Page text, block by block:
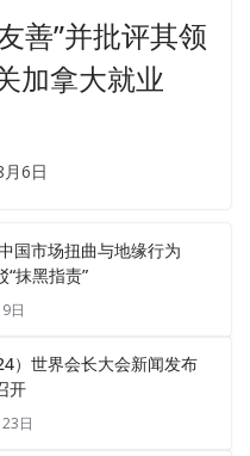
善”并批评其领
加拿大就业
6日
国市场扭曲与地缘行为
“抹黑指责”
日
）世界会长大会新闻发布
开
日